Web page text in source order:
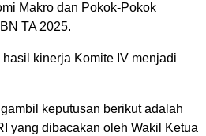
Makro dan Pokok-Pokok
TA 2025.
kinerja Komite IV menjadi
keputusan berikut adalah
yang dibacakan oleh Wakil Ketua